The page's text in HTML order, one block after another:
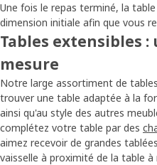
Une fois le repas terminé, la
dimension initiale afin que vous
Tables extensibles
mesure
Notre large assortiment de
trouver une table adaptée à la
ainsi qu'au style des autres
complétez votre table par des
aimez recevoir de grandes
vaisselle à proximité de la table